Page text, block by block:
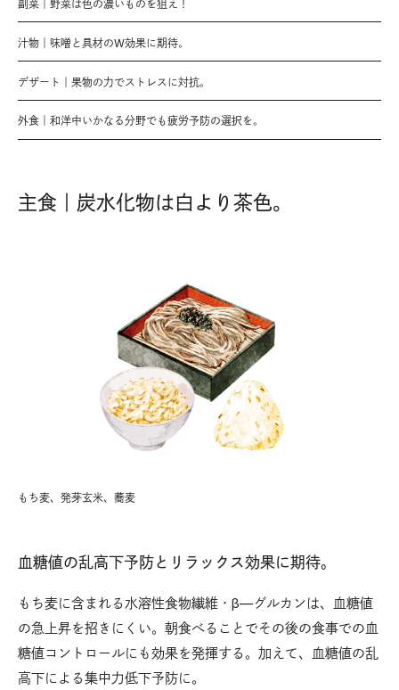
副菜｜野菜は色の濃いものを狙え！
汁物｜味噌と具材のW効果に期待。
デザート｜果物の力でストレスに対抗。
外食｜和洋中いかなる分野でも疲労予防の選択を。
主食｜炭水化物は白より茶色。
もち麦、発芽玄米、蕎麦
血糖値の乱高下予防とリラックス効果に期待。
もち麦に含まれる水溶性食物繊維・β—グルカンは、血糖値
の急上昇を招きにくい。朝食べることでその後の食事での血
糖値コントロールにも効果を発揮する。加えて、血糖値の乱
高下による集中力低下予防に。